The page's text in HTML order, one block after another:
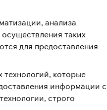
анализа
таких
для предоставления
которые
информации с
строго